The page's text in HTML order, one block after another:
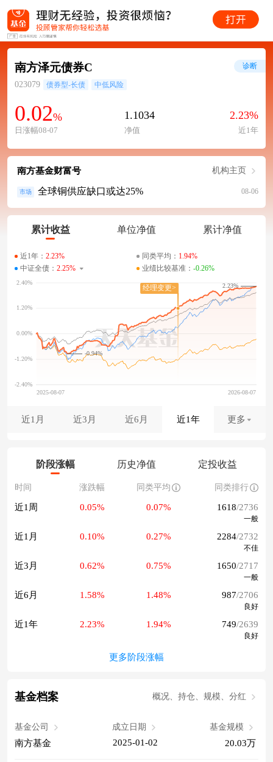
南方泽元债券C
023079 债券型-长债 中低风险
0.02%
日涨幅08-07
1.1034
净值
2.23%
近1年
诊断
南方基金财富号 机构主页
市场 全球铜供应缺口或达25% 08-06
累计收益 单位净值 累计净值
近1年： 2.23% 同类平均： 1.94%
中证全债： 2.25% 业绩比较基准： -0.26%
-0.94%
2.23%
近1月 近3月 近6月 近1年 更多
阶段涨幅 历史净值 定投收益
时间 涨跌幅 同类平均 同类排行
近1周 0.05% 0.07% 1618/2736
一般
近1月 0.10% 0.27% 2284/2732
不佳
近3月 0.62% 0.75% 1650/2717
一般
近6月 1.58% 1.48% 987/2706
良好
近1年 2.23% 1.94% 749/2639
良好
更多阶段涨幅
基金档案 概况、持仓、规模、分红
基金公司
南方基金
成立日期
2025-01-02
基金规模
20.03万